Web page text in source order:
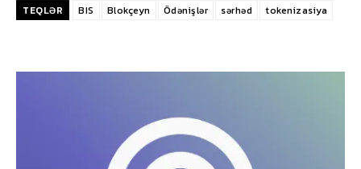
TEQLƏR BIS Blokçeyn Ödənişlər sərhəd tokenizasiya